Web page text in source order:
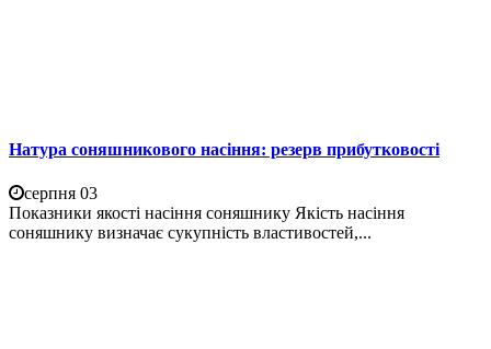
Натура соняшникового насіння: резерв прибутковості
серпня 03
Показники якості насіння соняшнику Якість насіння
соняшнику визначає сукупність властивостей,...